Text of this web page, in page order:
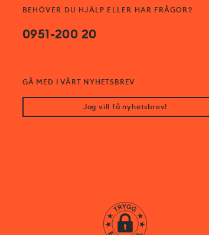
BEHÖVER DU HJÄLP ELLER HAR FRÅGOR?
0951-200 20
GÅ MED I VÅRT NYHETSBREV
Jag vill få nyhetsbrev!